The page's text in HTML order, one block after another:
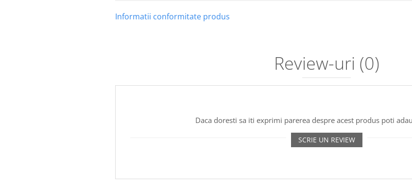
Informatii conformitate produs
Review-uri (0)
Daca doresti sa iti exprimi parerea despre acest produs poti
SCRIE UN REVIEW